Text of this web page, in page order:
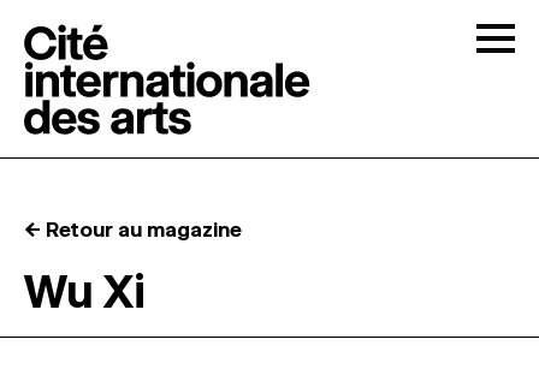
RÉSIDENCES ↓
← Retour au magazine
Wu Xi